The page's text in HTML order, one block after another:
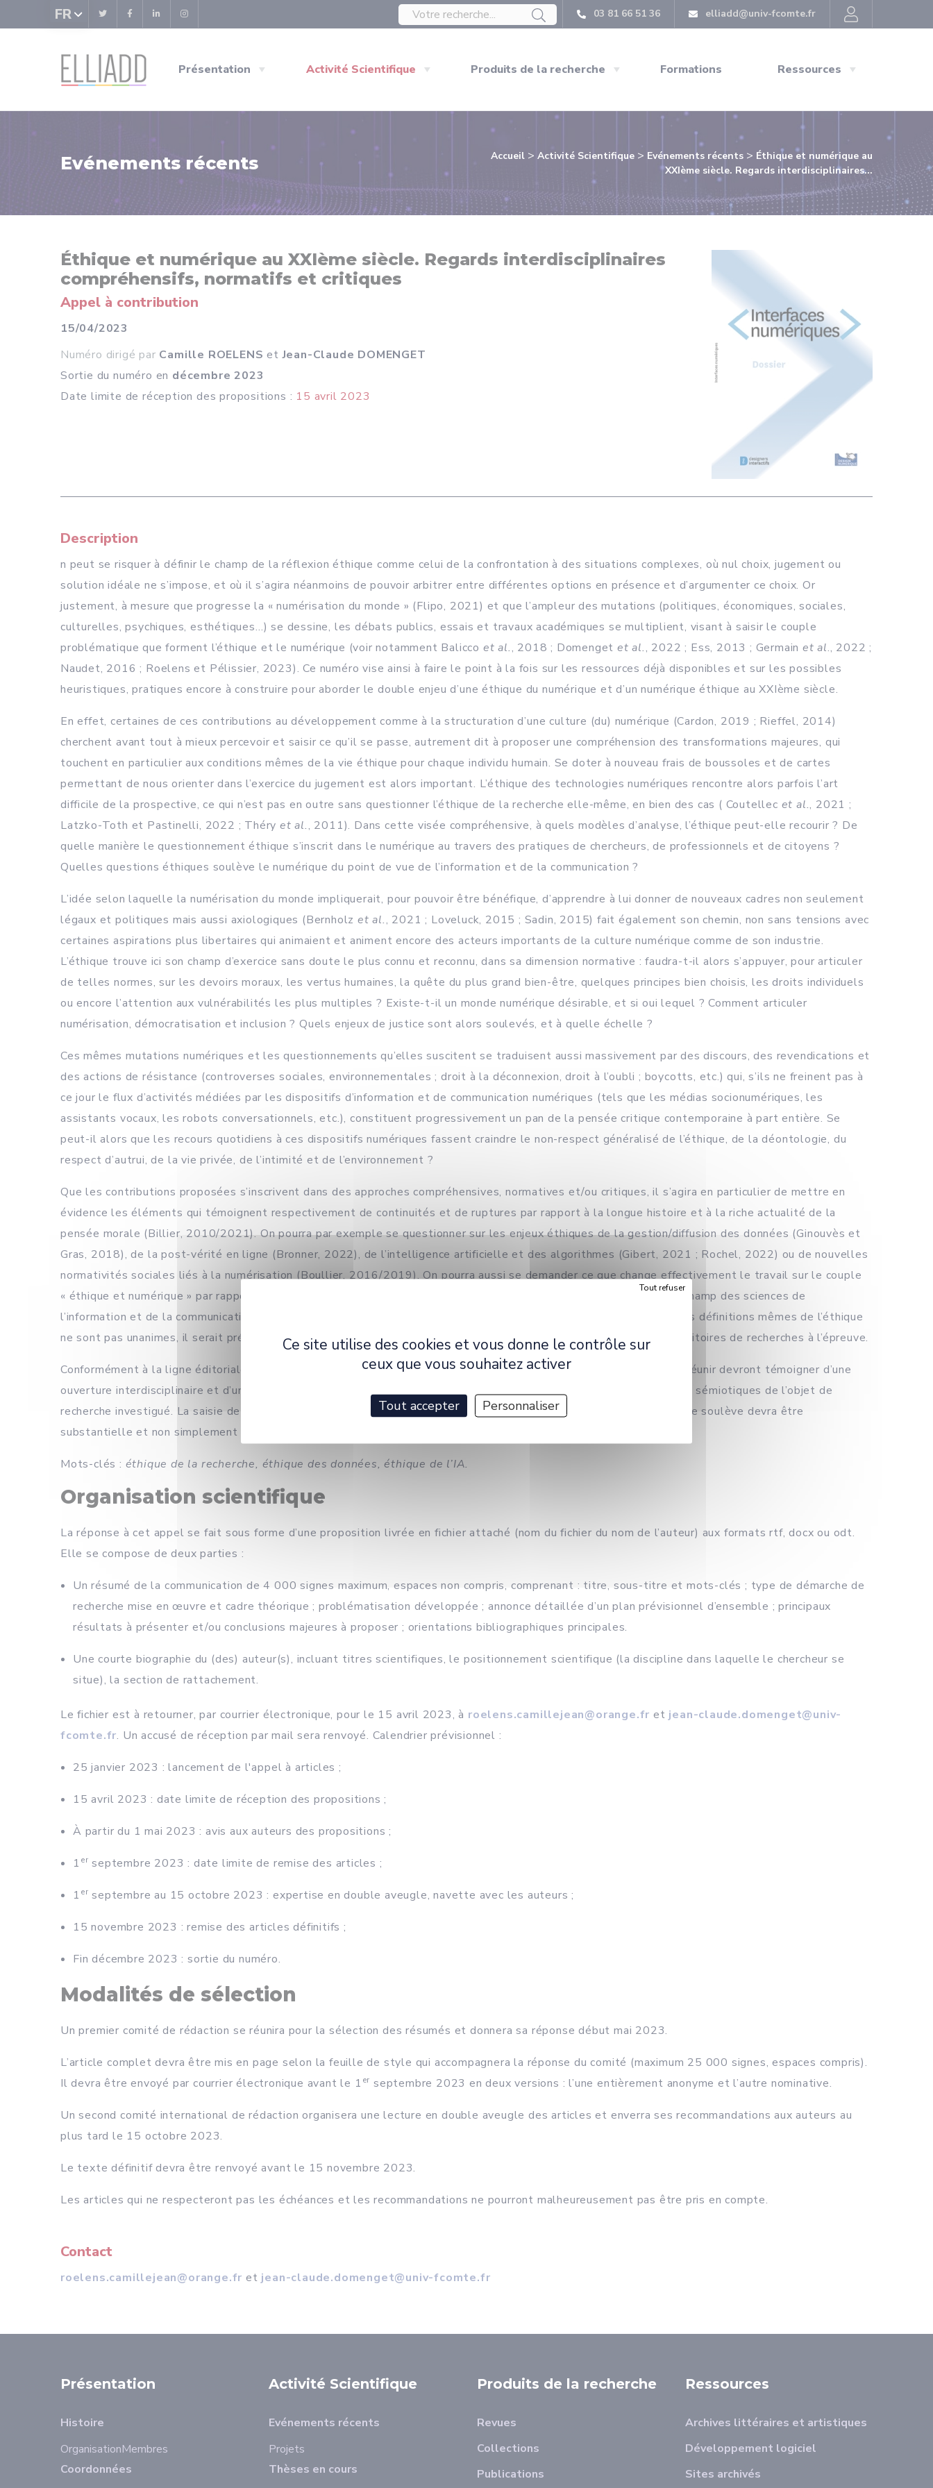
03 81 66 51 36 elliadd@univ-fcomte.fr
Présentation Activité Scientifique Produits de la recherche Formations Ressources
FR
Evénements récents Accueil > Activité Scientifique > Evénements récents > Éthique et numérique au
XXIème siècle. Regards interdisciplinaires...
Éthique et numérique au XXIème siècle. Regards interdisciplinaires
compréhensifs, normatifs et critiques
Appel à contribution
15/04/2023
Numéro dirigé par Camille ROELENS etJean-Claude DOMENGET
Sortie du numéro en décembre 2023
Date limite de réception des propositions : 15 avril 2023
Description
n peut se risquer à définir le champ de la réflexion éthique comme celui de la confrontation à des situations complexes, où nul choix, jugement ou
solution idéale ne s’impose, et où il s’agira néanmoins de pouvoir arbitrer entre différentes options en présence et d’argumenter ce choix. Or
justement, à mesure que progresse la « numérisation du monde » (Flipo, 2021) et que l’ampleur des mutations (politiques, économiques, sociales,
culturelles, psychiques, esthétiques…) se dessine, les débats publics, essais et travaux académiques se multiplient, visant à saisir le couple
problématique que forment l’éthique et le numérique (voir notamment Balicco et al., 2018 ; Domengetet al., 2022 ; Ess, 2013 ; Germainet al., 2022 ;
Naudet, 2016 ; Roelens et Pélissier, 2023). Ce numéro vise ainsi à faire le point à la fois sur les ressources déjà disponibles et sur les possibles
heuristiques, pratiques encore à construire pour aborder le double enjeu d’une éthique du numérique et d’un numérique éthique au XXIème siècle.
En effet, certaines de ces contributions au développement comme à la structuration d’une culture (du) numérique (Cardon, 2019 ; Rieffel, 2014)
cherchent avant tout à mieux percevoir et saisir ce qu’il se passe, autrement dit à proposer une compréhension des transformations majeures, qui
touchent en particulier aux conditions mêmes de la vie éthique pour chaque individu humain. Se doter à nouveau frais de boussoles et de cartes
permettant de nous orienter dans l’exercice du jugement est alors important. L’éthique des technologies numériques rencontre alors parfois l’art
difficile de la prospective, ce qui n’est pas en outre sans questionner l’éthique de la recherche elle-même, en bien des cas ( Coutellec et al., 2021 ;
Latzko-Toth et Pastinelli, 2022 ; Théry et al., 2011). Dans cette visée compréhensive, à quels modèles d’analyse, l’éthique peut-elle recourir ? De
quelle manière le questionnement éthique s’inscrit dans le numérique au travers des pratiques de chercheurs, de professionnels et de citoyens ?
Quelles questions éthiques soulève le numérique du point de vue de l’information et de la communication ?
L’idée selon laquelle la numérisation du monde impliquerait, pour pouvoir être bénéfique, d’apprendre à lui donner de nouveaux cadres non seulement
légaux et politiques mais aussi axiologiques (Bernholz et al., 2021 ; Loveluck, 2015 ; Sadin, 2015) fait également son chemin, non sans tensions avec
certaines aspirations plus libertaires qui animaient et animent encore des acteurs importants de la culture numérique comme de son industrie.
L’éthique trouve ici son champ d’exercice sans doute le plus connu et reconnu, dans sa dimension normative : faudra-t-il alors s’appuyer, pour articuler
de telles normes, sur les devoirs moraux, les vertus humaines, la quête du plus grand bien-être, quelques principes bien choisis, les droits individuels
ou encore l’attention aux vulnérabilités les plus multiples ? Existe-t-il un monde numérique désirable, et si oui lequel ? Comment articuler
numérisation, démocratisation et inclusion ? Quels enjeux de justice sont alors soulevés, et à quelle échelle ?
Ces mêmes mutations numériques et les questionnements qu’elles suscitent se traduisent aussi massivement par des discours, des revendications et
des actions de résistance (controverses sociales, environnementales ; droit à la déconnexion, droit à l’oubli ; boycotts, etc.) qui, s’ils ne freinent pas à
ce jour le flux d’activités médiées par les dispositifs d’information et de communication numériques (tels que les médias socionumériques, les
assistants vocaux, les robots conversationnels, etc.), constituent progressivement un pan de la pensée critique contemporaine à part entière. Se
peut-il alors que les recours quotidiens à ces dispositifs numériques fassent craindre le non-respect généralisé de l’éthique, de la déontologie, du
respect d’autrui, de la vie privée, de l’intimité et de l’environnement ?
Que les contributions proposées s’inscrivent dans des approches compréhensives, normatives et/ou critiques, il s’agira en particulier de mettre en
évidence les éléments qui témoignent respectivement de continuités et de ruptures par rapport à la longue histoire et à la riche actualité de la
pensée morale (Billier, 2010/2021). On pourra par exemple se questionner sur les enjeux éthiques de la gestion/diffusion des données (Ginouvès et
Gras, 2018), de la post-vérité en ligne (Bronner, 2022), de l’intelligence artificielle et des algorithmes (Gibert, 2021 ; Rochel, 2022) ou de nouvelles
normativités sociales liés à la numérisation (Boullier, 2016/2019). On pourra aussi se demander ce que change effectivement le travail sur le couple
« éthique et numérique » par rapport à ce qu’ont été et sont plus globalement les préoccupations éthiques dans le champ des sciences de
l’information et de la communication. Enfin, sachant que l’éthique est en soi un domaine de recherche pluriel et que les définitions mêmes de l’éthique
ne sont pas unanimes, il serait précieux de pouvoir montrer comment le numérique met chacun de ces horizons et territoires de recherches à l’épreuve.
Conformément à la ligne éditoriale de la revue Interfaces numériques, les contributions que ce dossier a vocation à réunir devront témoigner d’une
ouverture interdisciplinaire et d’une commune volonté d’interroger les fondements éthiques, idéologiques, politiques, sémiotiques de l’objet de
recherche investigué. La saisie de la thématique du numérique et la mise en avant des préoccupations éthiques qu’elle soulève devra être
substantielle et non simplement périphérique.
Mots-clés : éthique de la recherche, éthique des données, éthique de l’IA.
Organisation scientifique
La réponse à cet appel se fait sous forme d’une proposition livrée en fichier attaché (nom du fichier du nom de l’auteur) aux formats rtf, docx ou odt.
Elle se compose de deux parties :
Un résumé de la communication de 4 000 signes maximum, espaces non compris, comprenant : titre, sous-titre et mots-clés ; type de démarche de
recherche mise en œuvre et cadre théorique ; problématisation développée ; annonce détaillée d’un plan prévisionnel d’ensemble ; principaux
résultats à présenter et/ou conclusions majeures à proposer ; orientations bibliographiques principales.
Une courte biographie du (des) auteur(s), incluant titres scientifiques, le positionnement scientifique (la discipline dans laquelle le chercheur se
situe), la section de rattachement.
Le fichier est à retourner, par courrier électronique, pour le 15 avril 2023, à roelens.camillejean@orange.fr et jean-claude.domenget@univ-
fcomte.fr. Un accusé de réception par mail sera renvoyé. Calendrier prévisionnel :
25 janvier 2023 : lancement de l'appel à articles ;
15 avril 2023 : date limite de réception des propositions ;
À partir du 1 mai 2023 : avis aux auteurs des propositions ;
1 er septembre 2023 : date limite de remise des articles ;
1 er septembre au 15 octobre 2023 : expertise en double aveugle, navette avec les auteurs ;
15 novembre 2023 : remise des articles définitifs ;
Fin décembre 2023 : sortie du numéro.
Modalités de sélection
Un premier comité de rédaction se réunira pour la sélection des résumés et donnera sa réponse début mai 2023.
L’article complet devra être mis en page selon la feuille de style qui accompagnera la réponse du comité (maximum 25 000 signes, espaces compris).
Il devra être envoyé par courrier électronique avant le 1 er septembre 2023 en deux versions : l’une entièrement anonyme et l’autre nominative.
Un second comité international de rédaction organisera une lecture en double aveugle des articles et enverra ses recommandations aux auteurs au
plus tard le 15 octobre 2023.
Le texte définitif devra être renvoyé avant le 15 novembre 2023.
Les articles qui ne respecteront pas les échéances et les recommandations ne pourront malheureusement pas être pris en compte.
Contact
roelens.camillejean@orange.fr et jean-claude.domenget@univ-fcomte.fr
Présentation
Histoire
OrganisationMembres
Coordonnées
Activité Scientifique
Evénements récents
Projets
Thèses en cours
Produits de la recherche
Revues
Collections
Publications
Ressources
Archives littéraires et artistiques
Développement logiciel
Sites archivés
Panneau de gestion des cookies
Ce site utilise des cookies et vous donne le contrôle sur
ceux que vous souhaitez activer
Tout accepter
Tout refuser
Personnaliser